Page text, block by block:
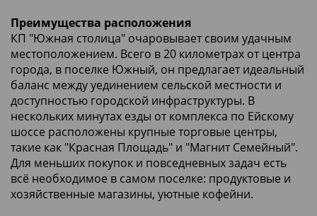
Преимущества расположения
КП "Южная столица" очаровывает своим удачным
местоположением. Всего в 20 километрах от центра
города, в поселке Южный, он предлагает идеальный
баланс между уединением сельской местности и
доступностью городской инфраструктуры. В
нескольких минутах езды от комплекса по Ейскому
шоссе расположены крупные торговые центры,
такие как "Красная Площадь" и "Магнит Семейный".
Для меньших покупок и повседневных задач есть
всё необходимое в самом поселке: продуктовые и
хозяйственные магазины, уютные кофейни.